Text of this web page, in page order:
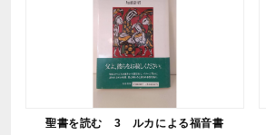
聖書を読む 3 ルカによる福音書